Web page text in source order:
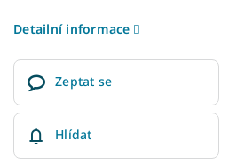
Detailní informace
Zeptat se
Hlídat